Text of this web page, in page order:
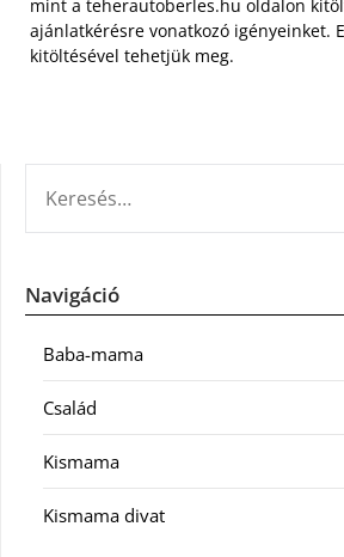
mint a teherautoberles.hu oldalon
ajánlatkérésre vonatkozó igényeinket.
kitöltésével tehetjük meg.
Navigáció
Baba-mama
Család
Kismama
Kismama divat